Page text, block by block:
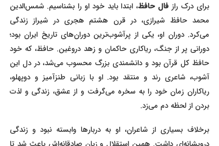
برای درک راز فال حافظ، ابتدا باید خود او را بشناسیم. شمس‌الدین
محمد حافظ شیرازی، در قرن هشتم هجری در شیراز زندگی
می‌کرد. دوران او، یکی از پرآشوب‌ترین دوران‌های تاریخ ایران بود؛
دورانی پر از جنگ، ریاکاری حاکمان و زهد دروغین. حافظ، که خود
حافظ کل قرآن بود و دانشمندی بزرگ محسوب می‌شد، در دل این
آشوب، شاعری رند و منتقد بود. او با زبانی طنزآمیز و دوپهلو،
ریاکاران زمان خود را به سخره می‌گرفت و از عشق، زندگی و لذت
بردن از لحظه دم می‌زد.
برخلاف بسیاری از شاعران، او به دربارها وابسته نبود و زندگی